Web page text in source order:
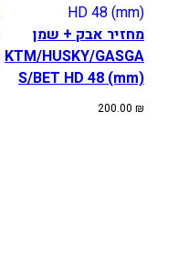
מחזיר אבק + שמן
KTM/HUSKY/GASGA
S/BET HD 48 (mm)
200.00 ₪